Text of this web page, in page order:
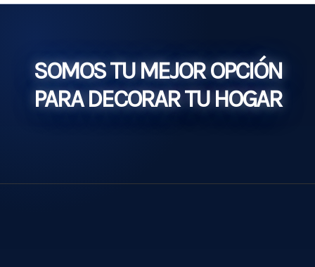
SOMOS TU MEJOR OPCIÓN
PARA DECORAR TU HOGAR